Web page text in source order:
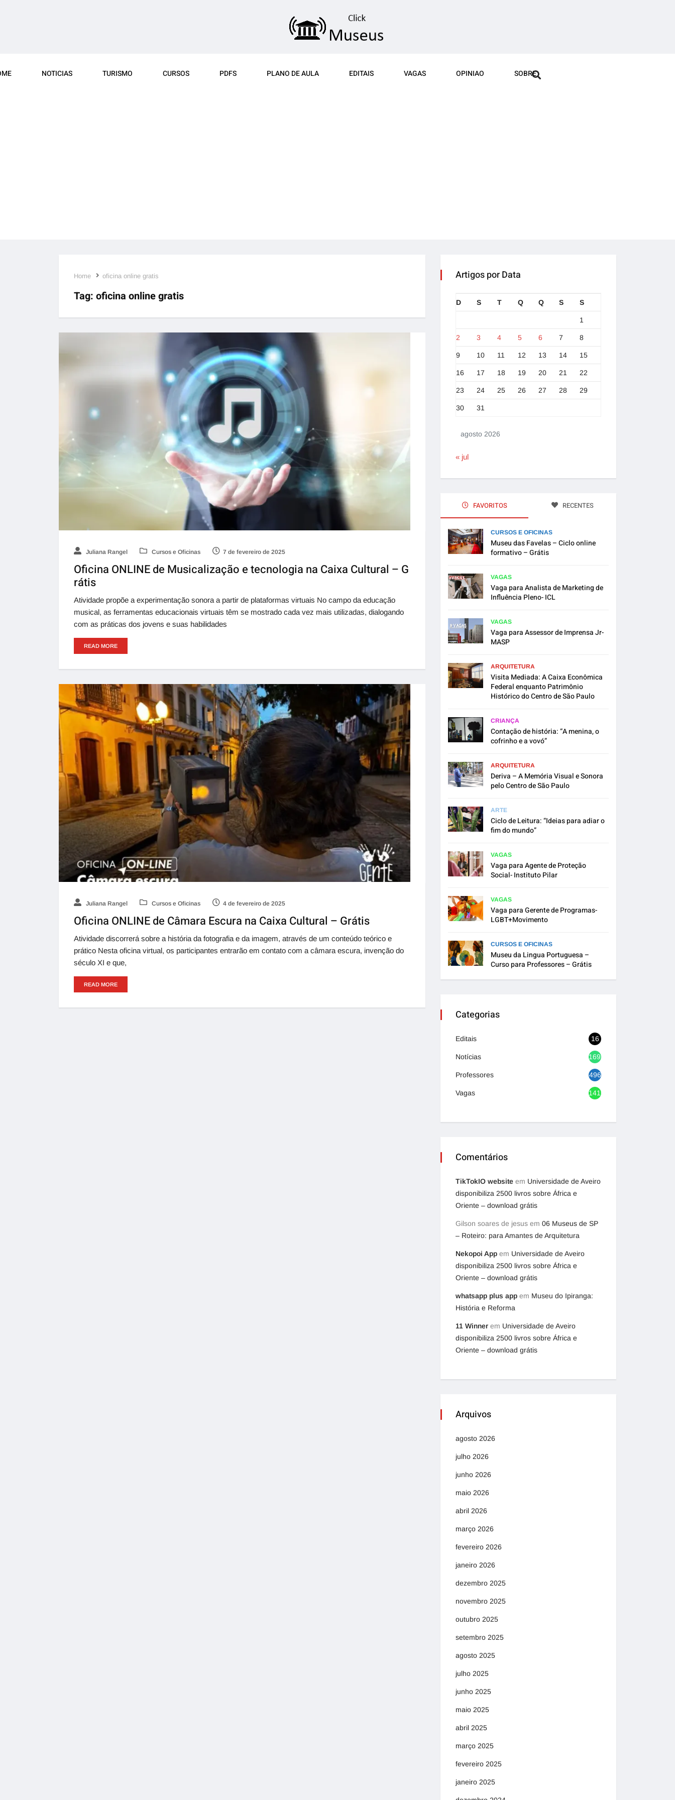
NOTICIAS TURISMO CURSOS PDFS PLANO DE AULA EDITAIS VAGAS OPINIAO SOBRE
Home oficina online gratis
Tag: oficina online gratis
Juliana Rangel Cursos e Oficinas 7 de fevereiro de 2025
Oficina ONLINE de Musicalização e tecnologia na Caixa Cultural – G
rátis
Atividade propõe a experimentação sonora a partir de plataformas virtuais No campo da educação
musical, as ferramentas educacionais virtuais têm se mostrado cada vez mais utilizadas, dialogando
com as práticas dos jovens e suas habilidades
READ MORE
Juliana Rangel Cursos e Oficinas 4 de fevereiro de 2025
Oficina ONLINE de Câmara Escura na Caixa Cultural – Grátis
Atividade discorrerá sobre a história da fotografia e da imagem, através de um conteúdo teórico e
prático Nesta oficina virtual, os participantes entrarão em contato com a câmara escura, invenção do
século XI e que,
READ MORE
Artigos por Data
agosto 2026
D S T Q Q S S
1
2 3 4 5 6 7 8
9 10 11 12 13 14 15
16 17 18 19 20 21 22
23 24 25 26 27 28 29
30 31
« jul
FAVORITOS RECENTES
CURSOS E OFICINAS
Museu das Favelas – Ciclo online
formativo – Grátis
VAGAS
Vaga para Analista de Marketing de
Influência Pleno- ICL
VAGAS
Vaga para Assessor de Imprensa Jr-
MASP
ARQUITETURA
Visita Mediada: A Caixa Econômica
Federal enquanto Patrimônio
Histórico do Centro de São Paulo
CRIANÇA
Contação de história: “A menina, o
cofrinho e a vovó”
ARQUITETURA
Deriva – A Memória Visual e Sonora
pelo Centro de São Paulo
ARTE
Ciclo de Leitura: “Ideias para adiar o
fim do mundo”
VAGAS
Vaga para Agente de Proteção
Social- Instituto Pilar
VAGAS
Vaga para Gerente de Programas-
LGBT+Movimento
CURSOS E OFICINAS
Museu da Lingua Portuguesa –
Curso para Professores – Grátis
Categorias
Editais 16
Notícias 1692
Professores 496
Vagas 1416
Comentários
TikTokIO website em Universidade de Aveiro
disponibiliza 2500 livros sobre África e
Oriente – download grátis
Gilson soares de jesus em 06 Museus de SP
– Roteiro: para Amantes de Arquitetura
Nekopoi App em Universidade de Aveiro
disponibiliza 2500 livros sobre África e
Oriente – download grátis
whatsapp plus app em Museu do Ipiranga:
História e Reforma
11 Winner em Universidade de Aveiro
disponibiliza 2500 livros sobre África e
Oriente – download grátis
Arquivos
agosto 2026
julho 2026
junho 2026
maio 2026
abril 2026
março 2026
fevereiro 2026
janeiro 2026
dezembro 2025
novembro 2025
outubro 2025
setembro 2025
agosto 2025
julho 2025
junho 2025
maio 2025
abril 2025
março 2025
fevereiro 2025
janeiro 2025